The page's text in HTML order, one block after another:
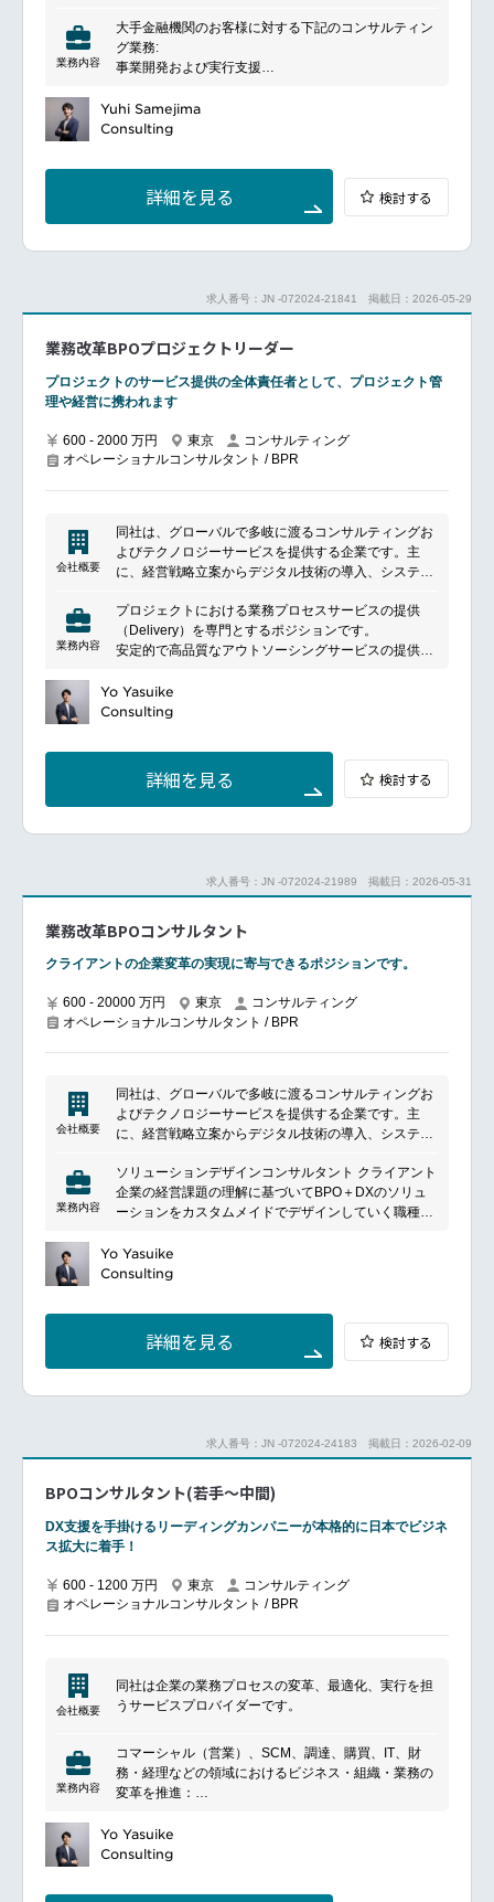
きるようタスクを計画し推進
確実なサービスデリバリーの実行とプロジェクトリー
ドへの報告実施、プロジェクトチームのコーディネー
継続提案に関する検討リード、提案書作成
マネージャー以上は、5-10人のチームメンバーの管理
（このメンバーには当社のプロジェクトメンバーの
補者のレベルによりメンバーリードをする方とメンバ
ーとしてプロジェクトに従事する方があります。）
ジェクトの遂行Edit Full Responsibilities
と豊富な経験を活かし、顧客のニーズに応じたカスタ
マイズソリューションを提案します。特に、AIやビッ
グデータを活用した分析や、新しいビジネスモデルの
略や市場拡大に関するコンサルティングも行い、持続
可能な発展をサポートします。顧客との長期的なパー
で高い評価を得ています。
業務内容
大手金融機関のお客様に対する下記のコンサルティン
グ業務:
事業開発および実行支援
業務課題解決支援
金融システム開発におけるPMO
主なプロジェクトテーマ:
ネットチャネル系のサービス企画
トレードファイナンス
決済業務（BtoB、BtoC、インターバンク）
Yuhi Samejima
Consulting
詳細を見る 検討する
求人番号：JN -072024-21841 掲載日：2026-05-29
業務改革BPOプロジェクトリーダー
プロジェクトのサービス提供の全体責任者として、プロジェクト管
理や経営に携われます
600 - 2000 万円 東京
コンサルティング
オペレーショナルコンサルタント / BPR
会社概要
同社は、グローバルで多岐に渡るコンサルティングお
よびテクノロジーサービスを提供する企業です。主
に、経営戦略立案からデジタル技術の導入、システム
顧客のビジネス課題に対応し、革新的なソリューショ
ンを提供することを目指しており、業界のリーディン
グカンパニーとして知られています。特にデジタル変
などの分野で深い専門知識と経験を持ち、世界各国の
クライアントに対して戦略的なパートナーシップを提
業務内容
プロジェクトにおける業務プロセスサービスの提供
（Delivery）を専門とするポジションです。
安定的で高品質なアウトソーシングサービスの提供に
モニタリング・可視化し、お客様や社内へのレポーテ
ィングや、Automation導入やプロセス改善による継続
お客様に最も近い立場で付加価値を提供することがで
きるポジションです。
ご参画いただくプロジェクトの種類や、お任せする
Role（Team LeaderもしくはProject Leader）は、ご
Yo Yasuike
Consulting
詳細を見る 検討する
求人番号：JN -072024-21989 掲載日：2026-05-31
業務改革BPOコンサルタント
クライアントの企業変革の実現に寄与できるポジションです。
600 - 20000 万円 東京
コンサルティング
オペレーショナルコンサルタント / BPR
会社概要
同社は、グローバルで多岐に渡るコンサルティングお
よびテクノロジーサービスを提供する企業です。主
に、経営戦略立案からデジタル技術の導入、システム
顧客のビジネス課題に対応し、革新的なソリューショ
ンを提供することを目指しており、業界のリーディン
グカンパニーとして知られています。特にデジタル変
などの分野で深い専門知識と経験を持ち、世界各国の
クライアントに対して戦略的なパートナーシップを提
業務内容
ソリューションデザインコンサルタント クライアント
企業の経営課題の理解に基づいてBPO＋DXのソリュ
ーションをカスタムメイドでデザインしていく職種で
像、そのゴールまでの 複数年にわたる変革ロードマッ
プ、業務を支えるデジタル技術の構築プラン、必要と
していきます。
ビジネストランスフォーメーションコンサルタント 初
期トランスフォーメーションとともに、その後の複数
年にわたるBPO+DXを支える基本的な仕組みの実装を
社業務、マーケティング・営業等の顧客接点業務、産
ジタル 技術の専門スキルを持つチームを持ち、それぞ
ンの協働のあり方を追求します。
サービスイノベーションコンサルタント 実際にクライ
つ、日々、継続的な業務改革を進めていくオペレーシ
ョンズコンサルティング本部の中核となる職種です。
（Service Delivery)、およびその業務の改革推進を主
なミッ ションとする職種（Business Excellence)に分
日々体現していきます。
アカウントマネジメントコンサルタント 多様な業種の
クライアントに対し、信頼されるビジネスパートナー
職種です。各種課題の識別と解決をクライアントと協
力して行い、より広い 範囲での価値創出を目指して関
Yo Yasuike
Consulting
詳細を見る 検討する
求人番号：JN -072024-24183 掲載日：2026-02-09
BPOコンサルタント(若手～中間)
DX支援を手掛けるリーディングカンパニーが本格的に日本でビジネ
ス拡大に着手！
600 - 1200 万円 東京
コンサルティング
オペレーショナルコンサルタント / BPR
会社概要
同社は企業の業務プロセスの変革、最適化、実行を担
うサービスプロバイダーです。
業務内容
コマーシャル（営業）、SCM、調達、購買、IT、財
務・経理などの領域におけるビジネス・組織・業務の
変革を推進：
現状の可視化及び付加価値向上策・改善施策の策定、
策定した施策の導入に関する企画・推進・実行
像／文字／音声認識・文章理解・深層学習・最適化な
Yo Yasuike
Consulting